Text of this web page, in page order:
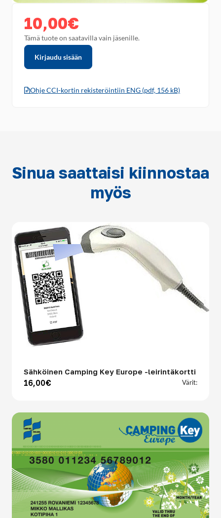
10,00€
Tämä tuote on saatavilla vain jäsenille.
Kirjaudu sisään
Ohje CCI-kortin rekisteröintiin ENG (pdf, 156 kB)
Sinua saattaisi kiinnostaa
myös
Sähköinen Camping Key Europe -leirintäkortti
16,00€ Värit: